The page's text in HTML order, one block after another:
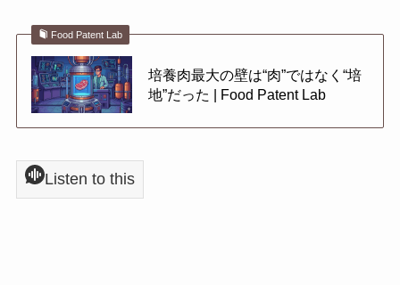
Food Patent Lab
培養肉最大の壁は“肉”ではなく“培
地”だった | Food Patent Lab
Listen to this